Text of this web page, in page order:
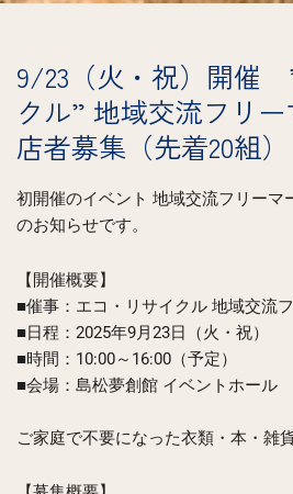
9/23（火・祝）開催
クル” 地域交流フリ
店者募集（先着20組）
初開催のイベント 地域交流フリーマ
のお知らせです。
【開催概要】
■催事：エコ・リサイクル 地域交流
■日程：2025年9月23日（火・祝）
■時間：10:00～16:00（予定）
■会場：島松夢創館 イベントホール
ご家庭で不要になった衣類・本・雑